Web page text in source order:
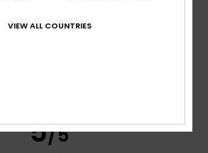
5/5
VIEW ALL COUNTRIES